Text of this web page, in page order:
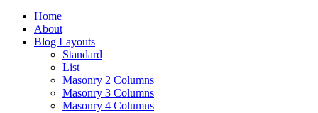
Home
About
Blog Layouts
Standard
List
Masonry 2 Columns
Masonry 3 Columns
Masonry 4 Columns